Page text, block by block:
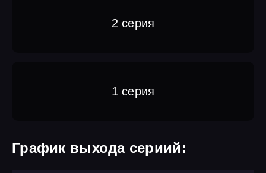
2 серия
1 серия
График выхода сериий: